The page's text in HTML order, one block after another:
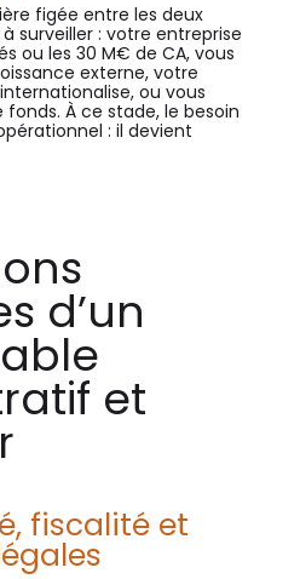
figée entre les deux
surveiller : votre entreprise
ou les 30 M€ de CA, vous
externe, votre
ou vous
À ce stade, le besoin
: il devient
d’un
et
fiscalité et